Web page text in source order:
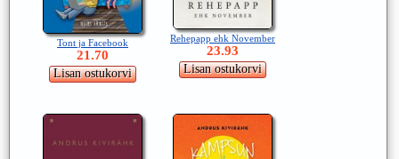
Tont ja Facebook
21.70
Rehepapp ehk November
23.93